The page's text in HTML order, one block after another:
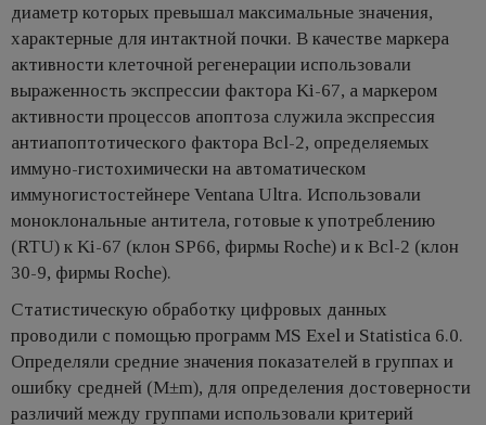
диаметр которых превышал максимальные значения,
характерные для интактной почки. В качестве маркера
активности клеточной регенерации использовали
выраженность экспрессии фактора Ki-67, а маркером
активности процессов апоптоза служила экспрессия
антиапоптотического фактора Bcl-2, определяемых
иммуно-гистохимически на автоматическом
иммуногистостейнере Ventana Ultra. Использовали
моноклональные антитела, готовые к употреблению
(RTU) к Ki-67 (клон SP66, фирмы Roche) и к Bcl-2 (клон
30-9, фирмы Roche).
Статистическую обработку цифровых данных
проводили с помощью программ MS Exel и Statistica 6.0.
Определяли средние значения показателей в группах и
ошибку средней (М±m), для определения достоверности
различий между группами использовали критерий